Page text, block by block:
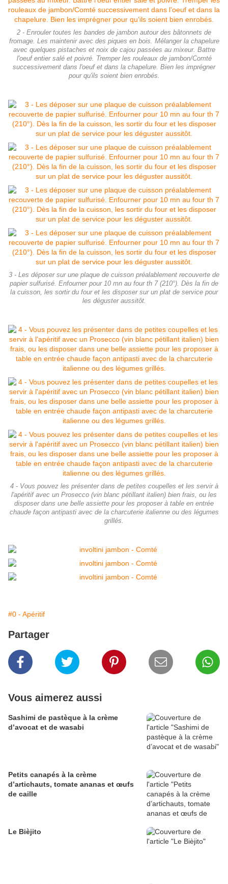
2 - Enrouler toutes les bandes de jambon autour des bâtonnets de
fromage. Les maintenir avec des piques en bois. Mélanger la chapelure
avec quelques pistaches et noix de cajou passées au mixeur. Battre
l'oeuf entier salé et poivré. Tremper les rouleaux de jambon/Comté
successivement dans l'oeuf et dans la chapelure. Bien les imprégner
pour qu'ils soient bien enrobés.
3 - Les déposer sur une plaque de cuisson préalablement recouverte de
papier sulfurisé. Enfourner pour 10 mn au four th 7 (210°). Dès la fin de
la cuisson, les sortir du four et les disposer sur un plat de service pour
les déguster aussitôt.
4 - Vous pouvez les présenter dans de petites coupelles et les servir à
l'apéritif avec un Prosecco (vin blanc pétillant italien) bien frais, ou les
disposer dans une belle assiette pour les proposer à table en entrée
chaude façon antipasti avec de la charcuterie italienne ou des légumes
grillés.
#0 - Apéritif
Partager
Vous aimerez aussi
Sashimi de pastèque à la crème
d’avocat et de wasabi
Petits canapés à la crème
d’artichauts, tomate ananas et œufs
de caille
Le Bièjito